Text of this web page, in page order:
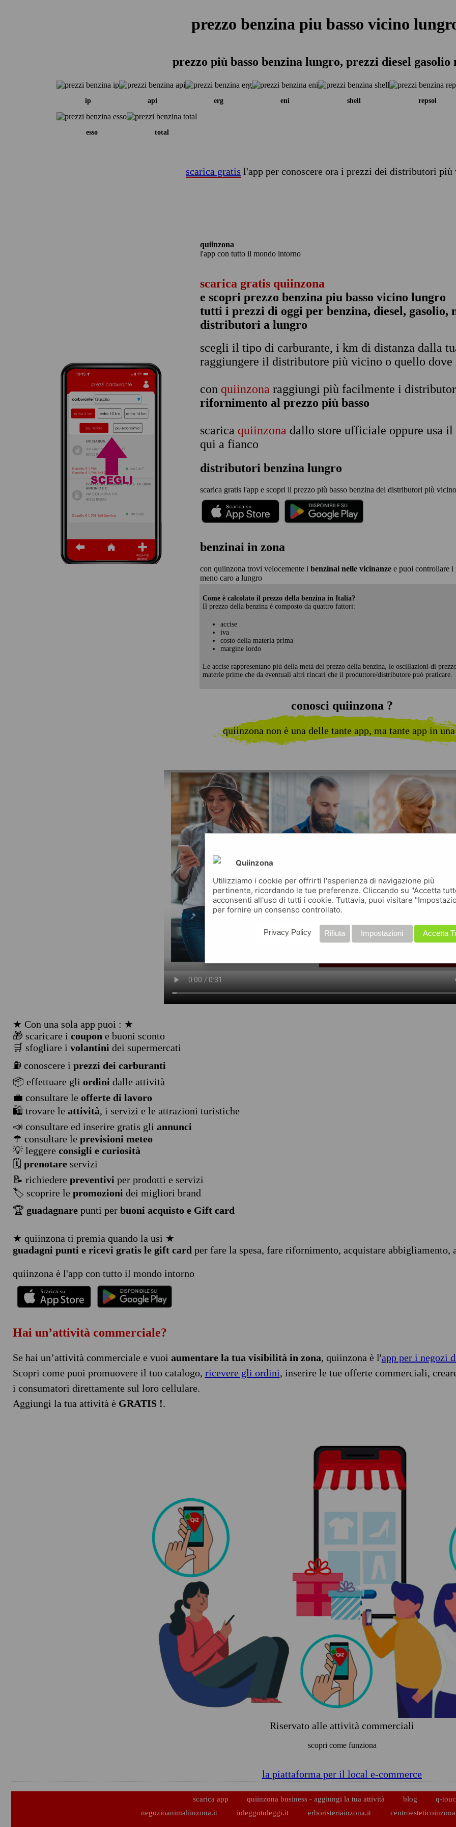
prezzo benzina piu basso vicino
prezzo più basso benzina lungro, prezzi diesel gasolio
ip api erg eni shell repsol
esso total
scarica gratis l'app per conoscere ora i prezzi dei distributori più
quiinzona
l'app con tutto il mondo intorno
scarica gratis quiinzona
e scopri prezzo benzina piu basso vicino lungro
tutti i prezzi di oggi per benzina, diesel, gasolio,
distributori a lungro
scegli il tipo di carburante, i km di distanza dalla
raggiungere il distributore più vicino o quello dove
con quiinzona raggiungi più facilmente i
rifornimento al prezzo più basso
scarica quiinzona dallo store ufficiale oppure usa il
qui a fianco
distributori benzina lungro
scarica gratis l'app e scopri il prezzo più basso benzina dei distributori più
benzinai in zona
con quiinzona trovi velocemente i benzinai nelle vicinanze e puoi controllare i
meno caro a lungro
Come è calcolato il prezzo della benzina in Italia?
Il prezzo della benzina è composto da quattro fattori:
accise
iva
costo della materia prima
margine lordo
Le accise rappresentano più della metà del prezzo della benzina, le oscillazioni di
materie prime che da eventuali altri rincari che il produttore/distributore può praticare.
conosci quiinzona ?
quiinzona non è una delle tante app, ma tante app in
★ Con una sola app puoi : ★
🎁 scaricare i coupon e buoni sconto
🛒 sfogliare i volantini dei supermercati
⛽ conoscere i prezzi dei carburanti
📦 effettuare gli ordini dalle attività
💼 consultare le offerte di lavoro
🛍️ trovare le attività, i servizi e le attrazioni turistiche
📣 consultare ed inserire gratis gli annunci
☂ consultare le previsioni meteo
💡 leggere consigli e curiosità
🗓️ prenotareservizi
📝 richiedere preventivi per prodotti e servizi
🏷️ scoprire le promozioni dei migliori brand
🏆 guadagnarepunti per buoni acquisto e Gift card
★ quiinzona ti premia quando la usi ★
guadagni punti e ricevi gratis le gift card per fare la spesa, fare rifornimento, acquistare abbigliamento,
quiinzona è l'app con tutto il mondo intorno
Hai un’attività commerciale?
Se hai un’attività commerciale e vuoi aumentare la tua visibilità in zona, quiinzona è l'app per i negozi
Scopri come puoi promuovere il tuo catalogo, ricevere gli ordini, inserire le tue offerte commerciali,
i consumatori direttamente sul loro cellulare.
Aggiungi la tua attività è GRATIS !.
Riservato alle attività commerciali
scopri come funziona
la piattaforma per il local e-commerce
scarica app quiinzona business - aggiungi la tua attività blog
q-
negozioanimaliinzona.it
ioleggotuleggi.it erboristeriainzona.it
Quiinzona
Utilizziamo i cookie per offrirti l'esperienza di navigazione più
pertinente, ricordando le tue preferenze. Cliccando su "Accetta
acconsenti all'uso di tutti i cookie. Tuttavia, puoi visitare
per fornire un consenso controllato.
Accetta
Impostazioni
Rifiuta
Privacy Policy